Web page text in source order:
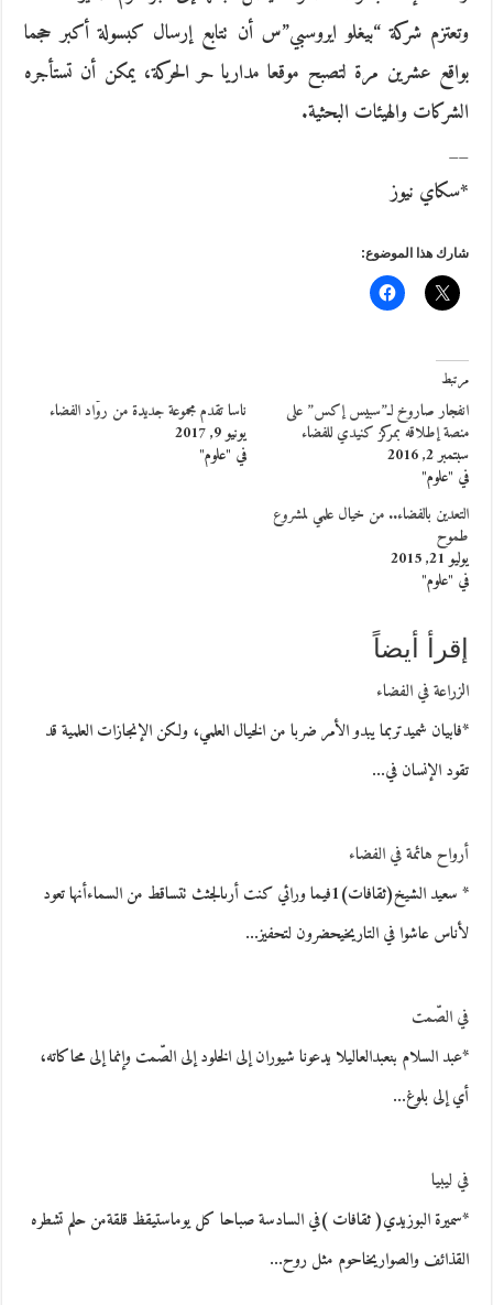
وتعتزم شركة “بيغلو ايروسبي”س أن تتابع إرسال كبسولة أكبر حجما
بواقع عشرين مرة لتصبح موقعا مداريا حر الحركة، يمكن أن تستأجره
الشركات والهيئات البحثية.
__
*سكاي نيوز
شارك هذا الموضوع:
مرتبط
انفجار صاروخ لـ”سبيس إكس” على
منصة إطلاقه بمركز كنيدي للفضاء
سبتمبر 2, 2016
في "علوم"
ناسا تقدم مجموعة جديدة من روَّاد الفضاء
يونيو 9, 2017
في "علوم"
التعدين بالفضاء.. من خيال علمي لمشروع
طموح
يوليو 21, 2015
في "علوم"
إقرأ أيضاً
الزراعة في الفضاء
*فابيان شميدتربما يبدو الأمر ضربا من الخيال العلمي، ولكن الإنجازات العلمية قد
تقود الإنسان في…
أرواح هائمة في الفضاء
* سعيد الشيخ(ثقافات)1فيما ورائي كنت أرىالجثث تتساقط من السماءأنها تعود
لأناس عاشوا في التاريخيحضرون لتحفيز…
في الصّمت
*عبد السلام بنعبدالعاليلا يدعونا شيوران إلى الخلود إلى الصّمت وإنما إلى محاكاته،
أي إلى بلوغ…
في ليبيا
*سميرة البوزيدي( ثقافات )في السادسة صباحا كل يوماستيقظ قلقةمن حلم تشطره
القذائف والصواريخاحوم مثل روح…